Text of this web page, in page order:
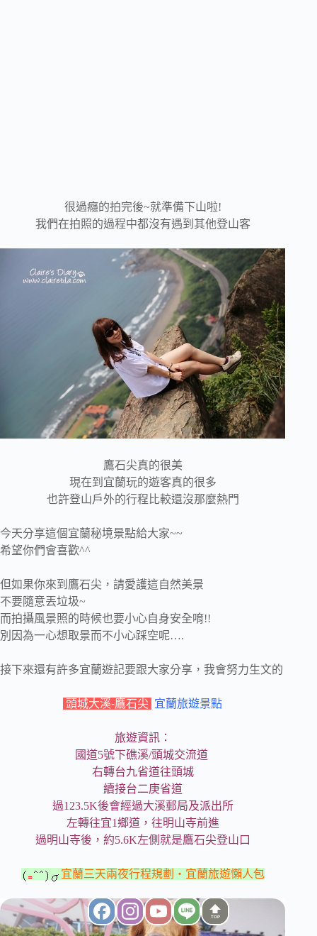
很過癮的拍完後~就準備下山啦!
我們在拍照的過程中都沒有遇到其他登山客
鷹石尖真的很美
現在到宜蘭玩的遊客真的很多
也許登山戶外的行程比較還沒那麼熱門
今天分享這個宜蘭秘境景點給大家~~
希望你們會喜歡^^
但如果你來到鷹石尖，請愛護這自然美景
不要隨意丟垃圾~
而拍攝風景照的時候也要小心自身安全唷!!
別因為一心想取景而不小心踩空呢….
接下來還有許多宜蘭遊記要跟大家分享，我會努力生文的
頭城大溪-鷹石尖 宜蘭旅遊景點
旅遊資訊：
國道5號下礁溪/頭城交流道
右轉台九省道往頭城
續接台二庚省道
過123.5K後會經過大溪郵局及派出所
左轉往宜1鄉道，往明山寺前進
過明山寺後，約5.6K左側就是鷹石尖登山口
宜蘭三天兩夜行程規劃‧宜蘭旅遊懶人包
TOP